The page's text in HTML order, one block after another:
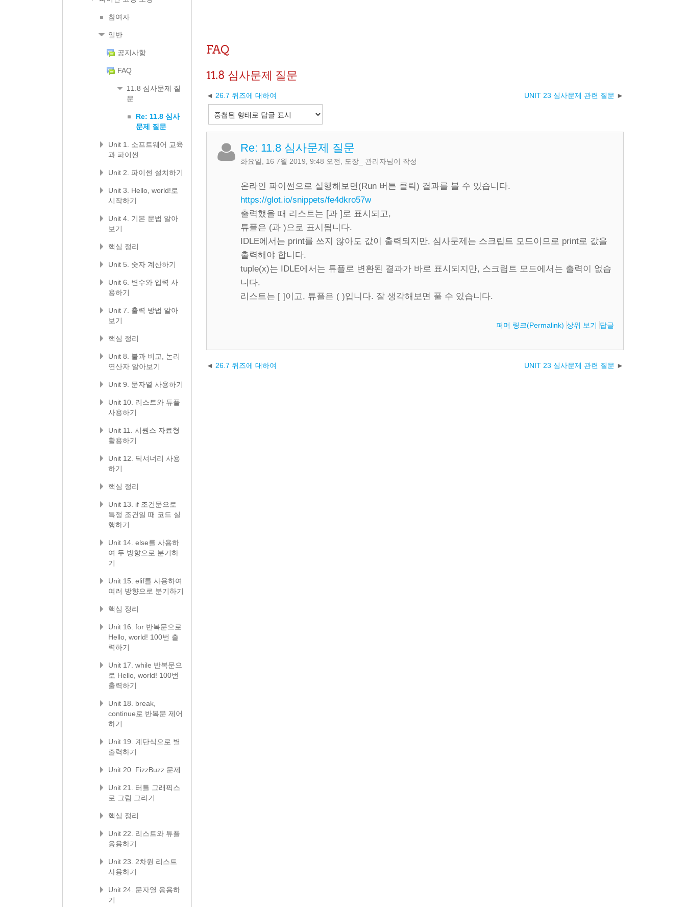
FAQ
11.8 심사문제 질문
26.7 퀴즈에 대하여 UNIT 23 심사문제 관련 질문
Re: 11.8 심사문제 질문
화요일, 16 7월 2019, 9:48 오전 도장_ 관리자님이 작성
온라인 파이썬으로 실행해보면(Run 버튼 클릭) 결과를 볼 수 있습니다.
https://glot.io/snippets/fe4dkro57w
출력했을 때 리스트는 [과 ]로 표시되고,
튜플은 (과 )으로 표시됩니다.
IDLE에서는 print를 쓰지 않아도 값이 출력되지만, 심사문제는 스크립트 모드이므로 print로 값을
출력해야 합니다.
tuple(x)는 IDLE에서는 튜플로 변환된 결과가 바로 표시되지만, 스크립트 모드에서는 출력이 없습
니다.
리스트는 [ ]이고, 튜플은 ( )입니다. 잘 생각해보면 풀 수 있습니다.
퍼머 링크(Permalink) 상위 보기 답글
26.7 퀴즈에 대하여 UNIT 23 심사문제 관련 질문
참여자
일반
공지사항
FAQ
11.8 심사문제 질
문
Re: 11.8 심사
문제 질문
Unit 1. 소프트웨어 교육
과 파이썬
Unit 2. 파이썬 설치하기
Unit 3. Hello, world!로
시작하기
Unit 4. 기본 문법 알아
보기
핵심 정리
Unit 5. 숫자 계산하기
Unit 6. 변수와 입력 사
용하기
Unit 7. 출력 방법 알아
보기
핵심 정리
Unit 8. 불과 비교, 논리
연산자 알아보기
Unit 9. 문자열 사용하기
Unit 10. 리스트와 튜플
사용하기
Unit 11. 시퀀스 자료형
활용하기
Unit 12. 딕셔너리 사용
하기
핵심 정리
Unit 13. if 조건문으로
특정 조건일 때 코드 실
행하기
Unit 14. else를 사용하
여 두 방향으로 분기하
기
Unit 15. elif를 사용하여
여러 방향으로 분기하기
핵심 정리
Unit 16. for 반복문으로
Hello, world! 100번 출
력하기
Unit 17. while 반복문으
로 Hello, world! 100번
출력하기
Unit 18. break,
continue로 반복문 제어
하기
Unit 19. 계단식으로 별
출력하기
Unit 20. FizzBuzz 문제
Unit 21. 터틀 그래픽스
로 그림 그리기
핵심 정리
Unit 22. 리스트와 튜플
응용하기
Unit 23. 2차원 리스트
사용하기
Unit 24. 문자열 응용하
기